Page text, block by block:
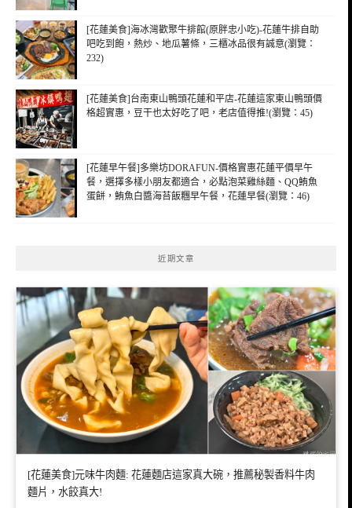
[花蓮美食]海冰灣歡聚牛排館(原胖忠小吃)-花蓮牛排自助
吧吃到飽，熱炒、地瓜薯條，三櫃冰品很有誠意(瀏覽：
232)
[花蓮美食]台南東山鴨頭花蓮和平店-花蓮這家東山鴨頭價
格超實惠，豆干也太好吃了吧，老店值得推!(瀏覽：45)
[花蓮早午餐]多樂坊DORAFUN-價格實惠花蓮平價早午
餐，選擇多樣小朋友都適合，必點泡菜雞絲麵、QQ鮪魚
蛋餅，鮪魚白醬海苔飯糰早午餐，花蓮早餐(瀏覽：46)
近期文章
[花蓮美食]元味牛肉麵: 花蓮麵店這家真大碗，推薦秘製香料牛肉
麵片，水餃真大!